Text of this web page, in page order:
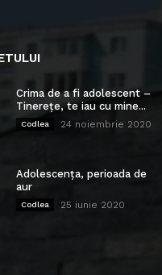
Crima de a fi adolescent –
Tinerețe, te iau cu mine...
Codlea 24 noiembrie 2020
Adolescența, perioada de
aur
Codlea 25 iunie 2020